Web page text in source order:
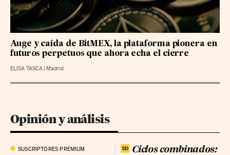
Auge y caída de BitMEX, la plataforma pionera en
futuros perpetuos que ahora echa el cierre
ELISA TASCA | Madrid
Opinión y análisis
SUSCRIPTORES PREMIUM
Ciclos combinados: